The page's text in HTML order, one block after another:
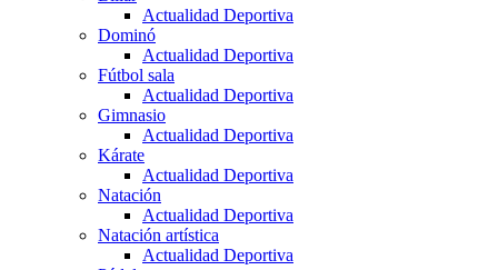
Actualidad Deportiva
Dominó
Actualidad Deportiva
Fútbol sala
Actualidad Deportiva
Gimnasio
Actualidad Deportiva
Kárate
Actualidad Deportiva
Natación
Actualidad Deportiva
Natación artística
Actualidad Deportiva